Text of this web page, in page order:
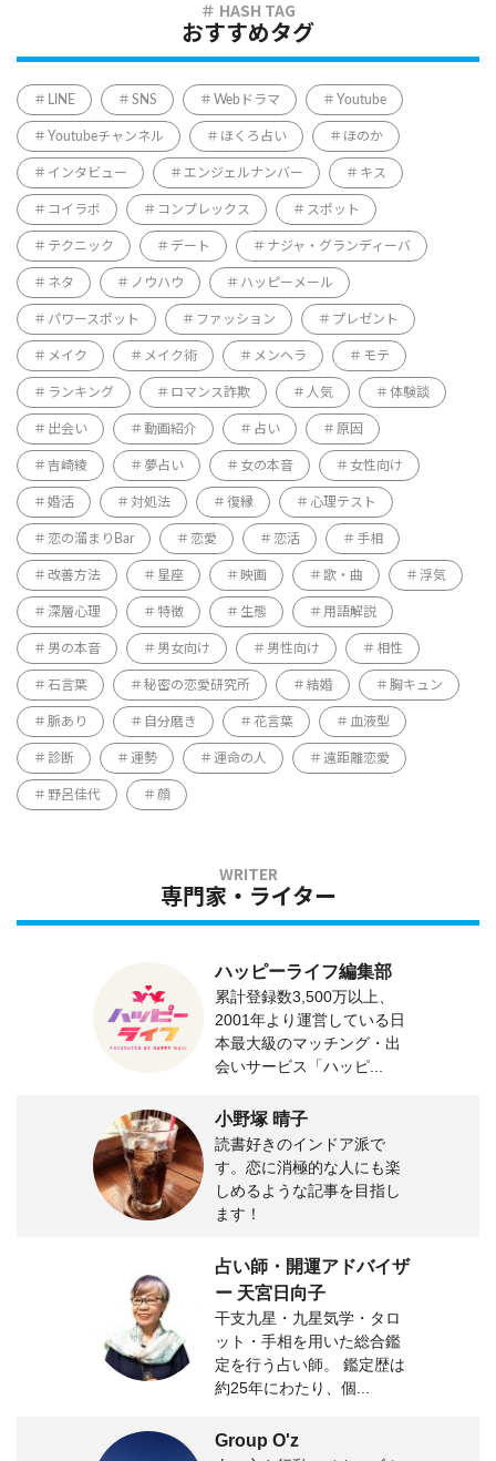
おすすめタグ
LINE SNS Webドラマ Youtube
Youtubeチャンネル ほくろ占い ほのか
インタビュー エンジェルナンバー キス
コイラボ コンプレックス スポット
テクニック デート ナジャ・グランディーバ
ネタ ノウハウ ハッピーメール
パワースポット ファッション プレゼント
メイク メイク術 メンヘラ モテ
ランキング ロマンス詐欺 人気 体験談
出会い 動画紹介 占い 原因
吉崎綾 夢占い 女の本音 女性向け
婚活 対処法 復縁 心理テスト
恋の溜まりBar 恋愛 恋活 手相
改善方法 星座 映画 歌・曲 浮気
深層心理 特徴 生態 用語解説
男の本音 男女向け 男性向け 相性
石言葉 秘密の恋愛研究所 結婚 胸キュン
脈あり 自分磨き 花言葉 血液型
診断 運勢 運命の人 遠距離恋愛
野呂佳代 顔
専門家・ライター
ハッピーライフ編集部
累計登録数3,500万以上、
2001年より運営している日
本最大級のマッチング・出
会いサービス「ハッピ...
小野塚 晴子
読書好きのインドア派で
す。恋に消極的な人にも楽
しめるような記事を目指し
ます！
占い師・開運アドバイザ
ー 天宮日向子
干支九星・九星気学・タロ
ット・手相を用いた総合鑑
定を行う占い師。 鑑定歴は
約25年にわたり、個...
Group O'z